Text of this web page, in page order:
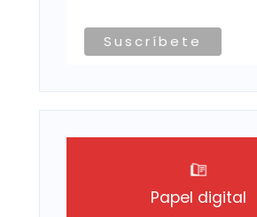
Papel digital